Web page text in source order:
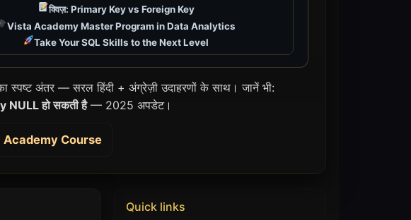
क्विज़: Primary Key vs Foreign Key
Vista Academy Master Program in Data Analytics
Take Your SQL Skills to the Next Level
स्पष्ट अंतर — सरल हिंदी + अंग्रेज़ी उदाहरणों के साथ। जानें भी:
NULL हो सकती है— 2025 अपडेट।
Academy Course
Quick links